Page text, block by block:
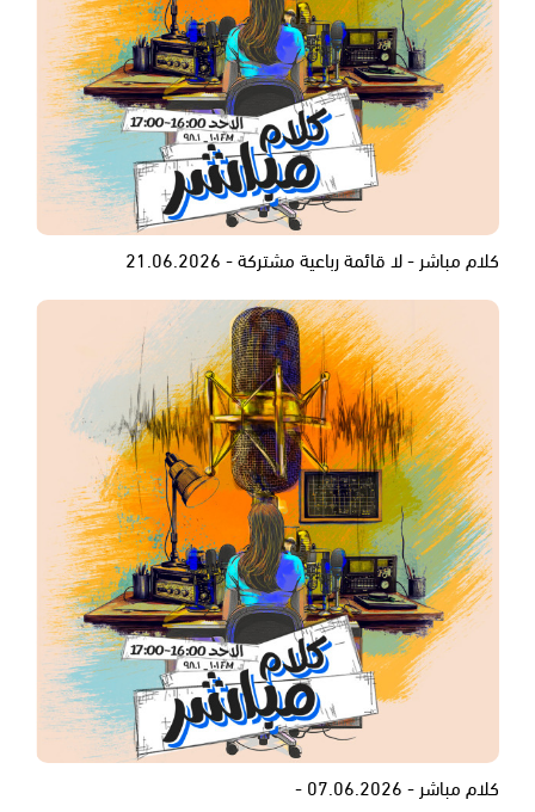
كلام مباشر - لا قائمة رباعية مشتركة - 21.06.2026
كلام مباشر - 07.06.2026 -